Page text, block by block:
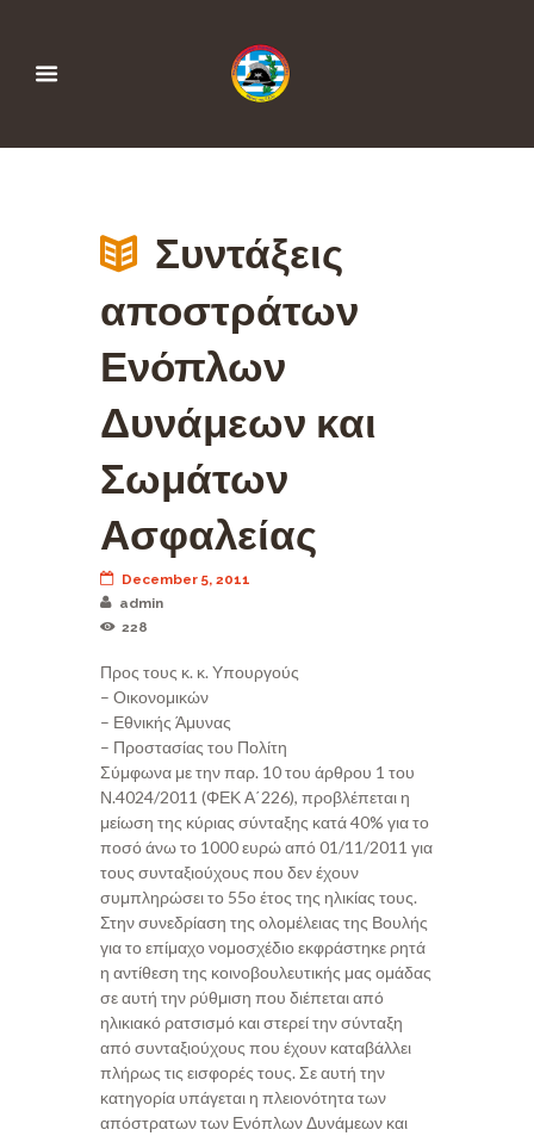
Συντάξεις
αποστράτων
Ενόπλων
Δυνάμεων και
Σωμάτων
Ασφαλείας
December 5, 2011
admin
228
Προς τους κ. κ. Υπουργούς
– Οικονομικών
– Εθνικής Άμυνας
– Προστασίας του Πολίτη
Σύμφωνα με την παρ. 10 του άρθρου 1 του
Ν.4024/2011 (ΦΕΚ Α΄226), προβλέπεται η
μείωση της κύριας σύνταξης κατά 40% για το
ποσό άνω το 1000 ευρώ από 01/11/2011 για
τους συνταξιούχους που δεν έχουν
συμπληρώσει το 55ο έτος της ηλικίας τους.
Στην συνεδρίαση της ολομέλειας της Βουλής
για το επίμαχο νομοσχέδιο εκφράστηκε ρητά
η αντίθεση της κοινοβουλευτικής μας ομάδας
σε αυτή την ρύθμιση που διέπεται από
ηλικιακό ρατσισμό και στερεί την σύνταξη
από συνταξιούχους που έχουν καταβάλλει
πλήρως τις εισφορές τους. Σε αυτή την
κατηγορία υπάγεται η πλειονότητα των
απόστρατων των Ενόπλων Δυνάμεων και